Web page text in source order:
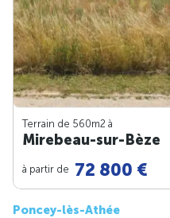
Terrain de 560m2 à
Mirebeau-sur-Bèze
à partir de 72 800 €
Poncey-lès-Athée